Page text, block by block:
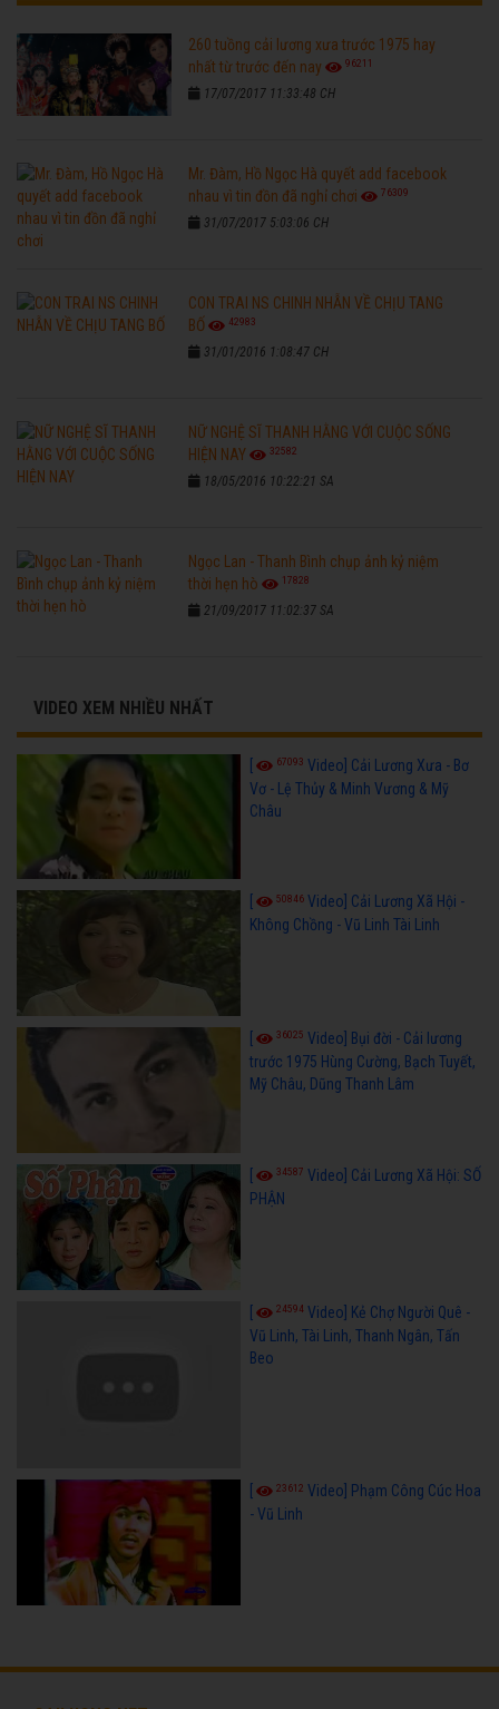
260 tuồng cải lương xưa trước 1975 hay
nhất từ trước đến nay
96211
17/07/2017 11:33:48 CH
Mr. Đàm, Hồ Ngọc Hà quyết add facebook
nhau vì tin đồn đã nghỉ chơi
76309
31/07/2017 5:03:06 CH
CON TRAI NS CHINH NHẪN VỀ CHỊU TANG
BỐ
42983
31/01/2016 1:08:47 CH
NỮ NGHỆ SĨ THANH HẰNG VỚI CUỘC SỐNG
HIỆN NAY
32582
18/05/2016 10:22:21 SA
Ngọc Lan - Thanh Bình chụp ảnh kỷ niệm
thời hẹn hò
17828
21/09/2017 11:02:37 SA
VIDEO XEM NHIỀU NHẤT
[ 67093 Video] Cải Lương Xưa - Bơ
Vơ - Lệ Thủy & Minh Vương & Mỹ
Châu
50846 Video] Cải Lương Xã Hội -
Không Chồng - Vũ Linh Tài Linh
36025 Video] Bụi đời - Cải lương
trước 1975 Hùng Cường, Bạch Tuyết,
Mỹ Châu, Dũng Thanh Lâm
34587 Video] Cải Lương Xã Hội: SỐ
PHẬN
24594 Video] Kẻ Chợ Người Quê -
Vũ Linh, Tài Linh, Thanh Ngân, Tấn
Beo
23612 Video] Phạm Công Cúc Hoa
- Vũ Linh